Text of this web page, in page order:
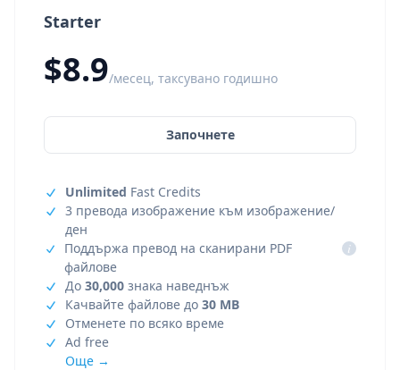
Starter
$8.9/месец, таксувано годишно
Започнете
Unlimited Fast Credits
3 превода изображение към изображение/
ден
Поддържа превод на сканирани PDF
файлове
i
До 30,000 знака наведнъж
Качвайте файлове до 30 MB
Отменете по всяко време
Ad free
Още →